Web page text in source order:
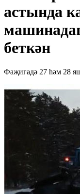
астында
беткән
Фаҗигадә 27 һәм 28